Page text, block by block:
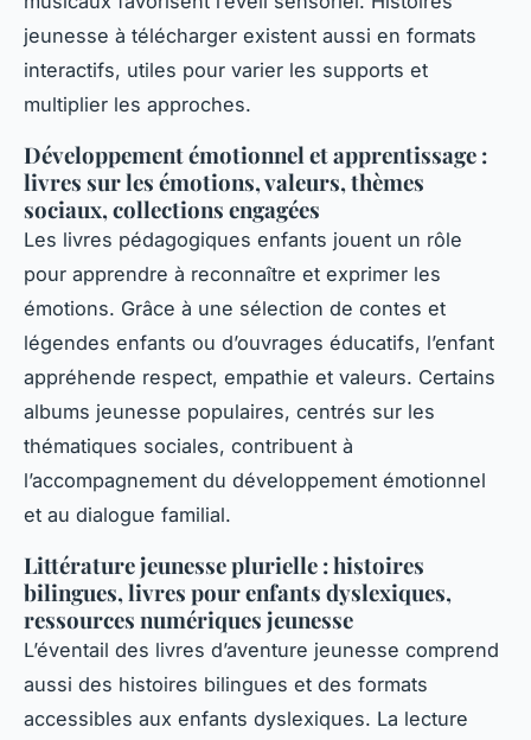
jeunesse à télécharger existent aussi en formats
interactifs, utiles pour varier les supports et
multiplier les approches.
Développement émotionnel et apprentissage :
livres sur les émotions, valeurs, thèmes
sociaux, collections engagées
Les livres pédagogiques enfants jouent un rôle
pour apprendre à reconnaître et exprimer les
émotions. Grâce à une sélection de contes et
légendes enfants ou d’ouvrages éducatifs, l’enfant
appréhende respect, empathie et valeurs. Certains
albums jeunesse populaires, centrés sur les
thématiques sociales, contribuent à
l’accompagnement du développement émotionnel
et au dialogue familial.
Littérature jeunesse plurielle : histoires
bilingues, livres pour enfants dyslexiques,
ressources numériques jeunesse
L’éventail des livres d’aventure jeunesse comprend
aussi des histoires bilingues et des formats
accessibles aux enfants dyslexiques. La lecture